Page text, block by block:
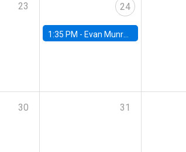
23 24
1:35 PM - Evan Munro, Neyman Visiting Assistant Professor in the Department of Statistics at UC Berkeley
30 31